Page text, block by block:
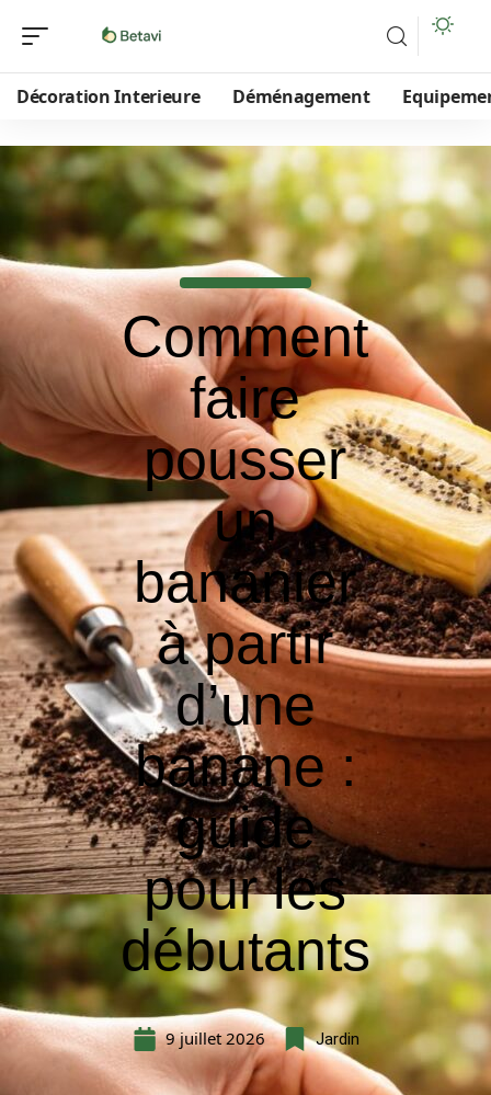
Décoration Interieure Déménagement
Comment
faire
pousser
un
bananier
à partir
d’une
banane :
guide
pour les
débutants
9 juillet 2026 Jardin